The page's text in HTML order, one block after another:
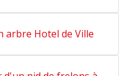
arbre Hotel de Ville